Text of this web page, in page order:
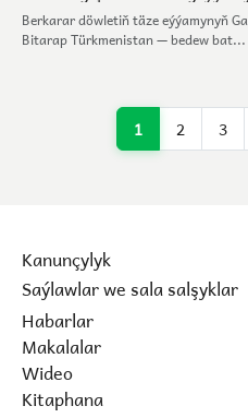
Berkarar döwletiň täze eýýamynyň
Bitarap Türkmenistan — bedew bat...
1 2 3
Kanunçylyk
Saýlawlar we sala salşyklar
Habarlar
Makalalar
Wideo
Kitaphana